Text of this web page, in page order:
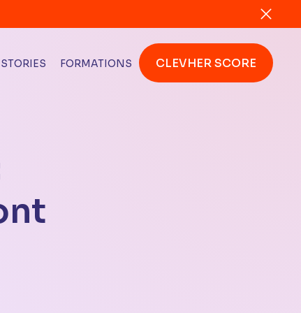
FORMATIONS CLEVHER SCORE